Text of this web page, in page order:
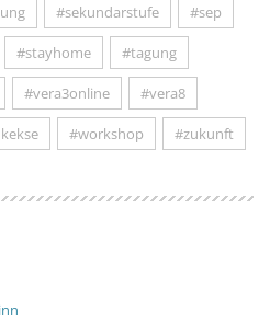
#sekundarstufe #sep
#stayhome #tagung
#vera3online #vera8
#workshop #zukunft